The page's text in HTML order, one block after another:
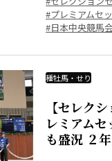
#プレミアムセ
#日本中央競馬
種牡馬・せり
【セレク
レミアム
も盛況 ２